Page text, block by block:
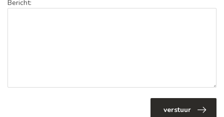
Bericht:
verstuur